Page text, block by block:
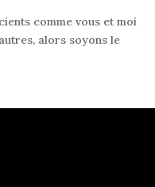
comme vous et moi
alors soyons le